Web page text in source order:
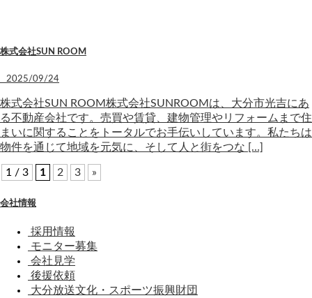
株式会社SUN ROOM
2025/09/24
株式会社SUN ROOM株式会社SUNROOMは、大分市光吉にあ
る不動産会社です。売買や賃貸、建物管理やリフォームまで住
まいに関することをトータルでお手伝いしています。私たちは
物件を通じて地域を元気に、そして人と街をつな […]
1 / 3 1 2 3 »
会社情報
採用情報
モニター募集
会社見学
後援依頼
大分放送文化・スポーツ振興財団